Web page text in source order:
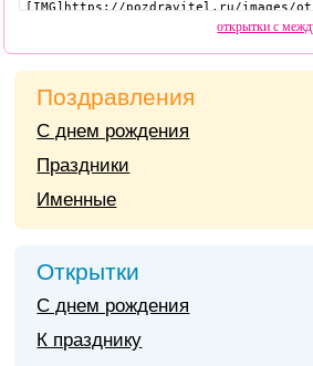
открытки с
Поздравления
С днем рождения
Праздники
Именные
Открытки
С днем рождения
К празднику